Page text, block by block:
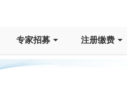
专家招募 注册缴费